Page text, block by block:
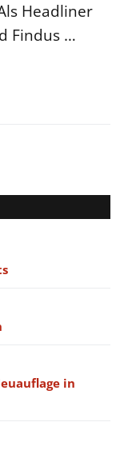
Headliner
Findus …
in